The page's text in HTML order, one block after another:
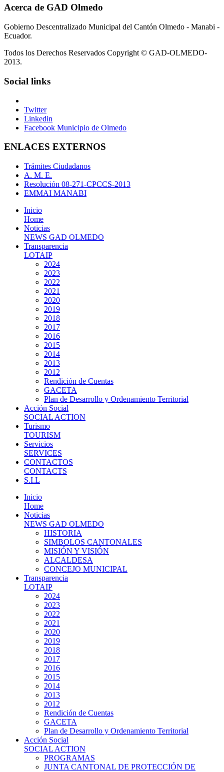
Acerca de GAD Olmedo
Gobierno Descentralizado Municipal del Cantón Olmedo - Manabi -
Ecuador.
Todos los Derechos Reservados Copyright © GAD-OLMEDO-
2013.
Social links
Twitter
Linkedin
Facebook Municipio de Olmedo
ENLACES EXTERNOS
Trámites Ciudadanos
A. M. E.
Resolución 08-271-CPCCS-2013
EMMAI MANABI
Inicio
Home
Noticias
NEWS GAD OLMEDO
Transparencia
LOTAIP
2024
2023
2022
2021
2020
2019
2018
2017
2016
2015
2014
2013
2012
Rendición de Cuentas
GACETA
Plan de Desarrollo y Ordenamiento Territorial
Acción Social
SOCIAL ACTION
Turismo
TOURISM
Servicios
SERVICES
CONTACTOS
CONTACTS
S.I.L
Inicio
Home
Noticias
NEWS GAD OLMEDO
HISTORIA
SIMBOLOS CANTONALES
MISIÓN Y VISIÓN
ALCALDESA
CONCEJO MUNICIPAL
Transparencia
LOTAIP
2024
2023
2022
2021
2020
2019
2018
2017
2016
2015
2014
2013
2012
Rendición de Cuentas
GACETA
Plan de Desarrollo y Ordenamiento Territorial
Acción Social
SOCIAL ACTION
PROGRAMAS
JUNTA CANTONAL DE PROTECCIÓN DE